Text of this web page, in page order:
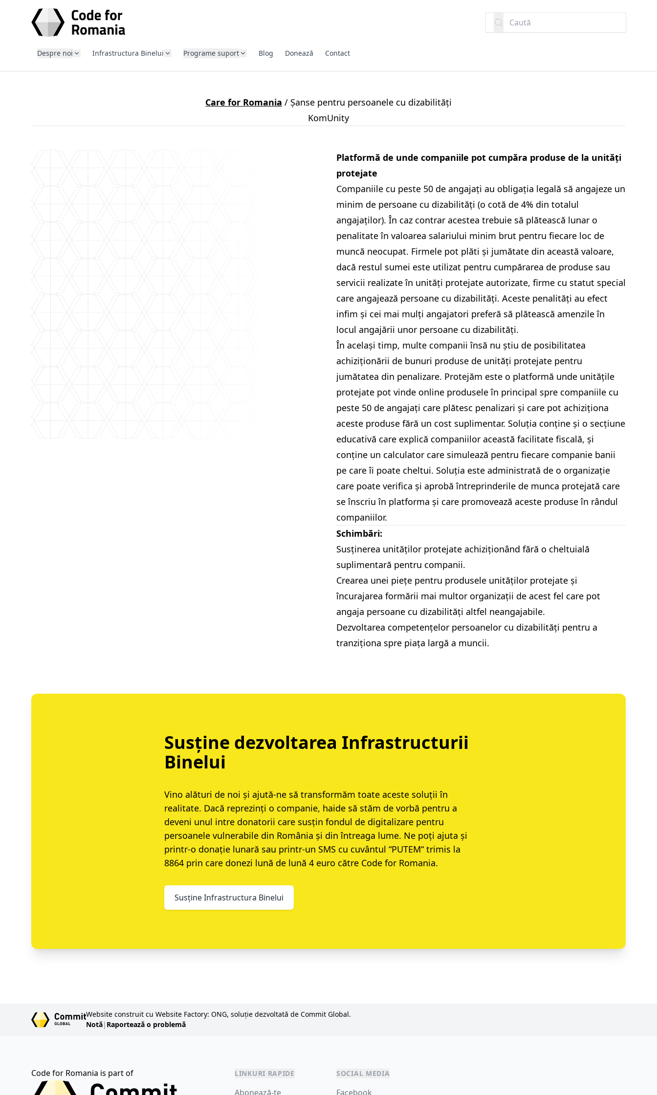
Caută
Despre noi Infrastructura Binelui Programe suport Blog Donează Contact
Care for Romania / Șanse pentru persoanele cu dizabilități
KomUnity
Platformă de unde companiile pot cumpăra produse de la unități
protejate
Companiile cu peste 50 de angajați au obligația legală să angajeze un
minim de persoane cu dizabilități (o cotă de 4% din totalul
angajaților). În caz contrar acestea trebuie să plătească lunar o
penalitate în valoarea salariului minim brut pentru fiecare loc de
muncă neocupat. Firmele pot plăti și jumătate din această valoare,
dacă restul sumei este utilizat pentru cumpărarea de produse sau
servicii realizate în unități protejate autorizate, firme cu statut special
care angajează persoane cu dizabilități. Aceste penalități au efect
infim și cei mai mulți angajatori preferă să plătească amenzile în
locul angajării unor persoane cu dizabilități.
În același timp, multe companii însă nu știu de posibilitatea
achiziționării de bunuri produse de unități protejate pentru
jumătatea din penalizare. Protejăm este o platformă unde unitățile
protejate pot vinde online produsele în principal spre companiile cu
peste 50 de angajați care plătesc penalizari și care pot achiziționa
aceste produse fără un cost suplimentar. Soluția conține și o secțiune
educativă care explică companiilor această facilitate fiscală, și
conține un calculator care simulează pentru fiecare companie banii
pe care îi poate cheltui. Soluția este administrată de o organizație
care poate verifica și aprobă întreprinderile de munca protejată care
se înscriu în platforma și care promovează aceste produse în rândul
companiilor.
Schimbări:
Susținerea unităților protejate achiziționând fără o cheltuială
suplimentară pentru companii.
Crearea unei piețe pentru produsele unităților protejate și
încurajarea formării mai multor organizații de acest fel care pot
angaja persoane cu dizabilități altfel neangajabile.
Dezvoltarea competențelor persoanelor cu dizabilități pentru a
tranziționa spre piața largă a muncii.
Susține dezvoltarea Infrastructurii
Binelui
Vino alături de noi și ajută-ne să transformăm toate aceste soluții în
realitate. Dacă reprezinți o companie, haide să stăm de vorbă pentru a
deveni unul intre donatorii care susțin fondul de digitalizare pentru
persoanele vulnerabile din România și din întreaga lume. Ne poți ajuta și
printr-o donație lunară sau printr-un SMS cu cuvântul “PUTEM“ trimis la
8864 prin care donezi lună de lună 4 euro către Code for Romania.
Susține Infrastructura Binelui
Website construit cu Website Factory: ONG, soluție dezvoltată de Commit Global.
Notă| Raportează o problemă
Code for Romania is part of LINKURI RAPIDE
Abonează-te
SOCIAL MEDIA
Facebook